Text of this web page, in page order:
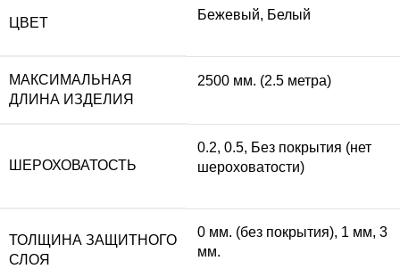
ЦВЕТ
Бежевый, Белый
МАКСИМАЛЬНАЯ
ДЛИНА ИЗДЕЛИЯ
2500 мм. (2.5 метра)
ШЕРОХОВАТОСТЬ
0.2, 0.5, Без покрытия (нет
шероховатости)
ТОЛЩИНА ЗАЩИТНОГО
СЛОЯ
0 мм. (без покрытия), 1 мм, 3
мм.